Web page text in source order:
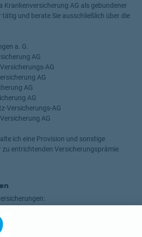
Krankenversicherung AG als gebundener
und berate Sie ausschließlich über die
a. G.
AG
AG
AG
AG
AG
Versicherungs-AG
AG
ich eine Provision und sonstige
zu entrichtenden Versicherungsprämie
Berlin